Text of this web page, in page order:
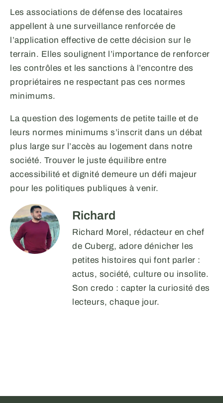
Les associations de défense des locataires
appellent à une surveillance renforcée de
l’application effective de cette décision sur le
terrain. Elles soulignent l’importance de renforcer
les contrôles et les sanctions à l’encontre des
propriétaires ne respectant pas ces normes
minimums.
La question des logements de petite taille et de
leurs normes minimums s’inscrit dans un débat
plus large sur l’accès au logement dans notre
société. Trouver le juste équilibre entre
accessibilité et dignité demeure un défi majeur
pour les politiques publiques à venir.
Richard
Richard Morel, rédacteur en chef
de Cuberg, adore dénicher les
petites histoires qui font parler :
actus, société, culture ou insolite.
Son credo : capter la curiosité des
lecteurs, chaque jour.